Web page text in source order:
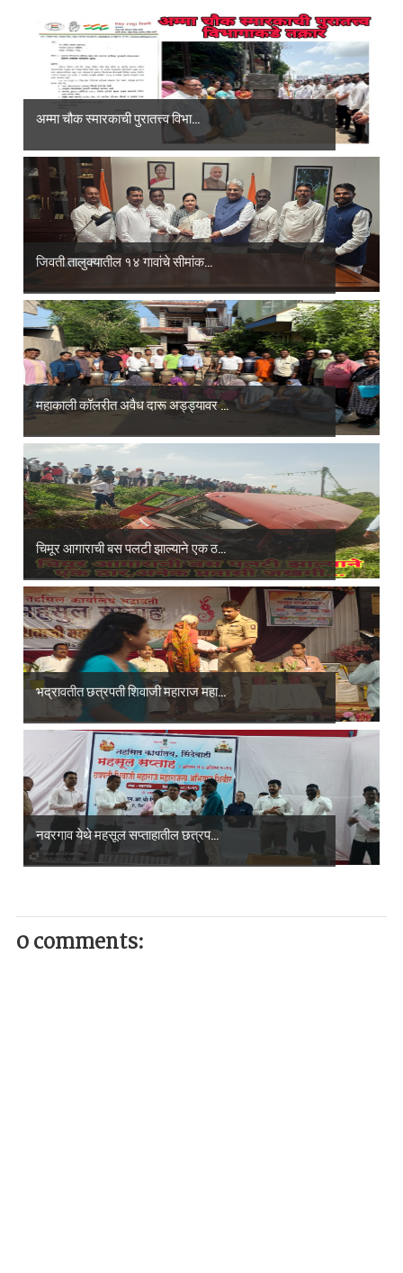
अम्मा चौक स्मारकाची पुरातत्त्व विभा...
जिवती तालुक्यातील १४ गावांचे सीमांक...
महाकाली कॉलरीत अवैध दारू अड्ड्यावर ...
चिमूर आगाराची बस पलटी झाल्याने एक ठ...
भद्रावतीत छत्रपती शिवाजी महाराज महा...
नवरगाव येथे महसूल सप्ताहातील छत्रप...
0 comments: